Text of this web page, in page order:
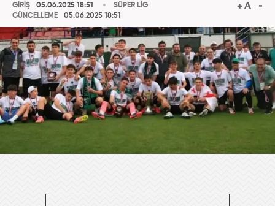
GİRİŞ
05.06.2025 18:51
GÜNCELLEME
05.06.2025 18:51
SÜPER LİG